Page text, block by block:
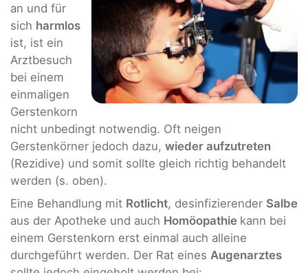
an und für
sich harmlos
ist, ist ein
Arztbesuch
bei einem
einmaligen
Gerstenkorn
nicht unbedingt notwendig. Oft neigen
Gerstenkörner jedoch dazu, wieder aufzutreten
(Rezidive) und somit sollte gleich richtig behandelt
werden (s. oben).
Eine Behandlung mit Rotlicht, desinfizierender Salbe
aus der Apotheke und auch Homöopathie kann bei
einem Gerstenkorn erst einmal auch alleine
durchgeführt werden. Der Rat eines Augenarztes